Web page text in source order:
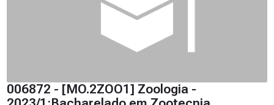
006872 - [MO.2ZOO1] Zoologia -